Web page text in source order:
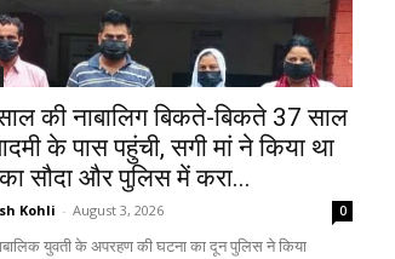
की नाबालिग बिकते-बिकते 37 साल
के पास पहुंची, सगी मां ने किया था
सौदा और पुलिस में करा...
Kohli - August 3, 2026 0
युवती के अपरहण की घटना का दून पुलिस ने किया